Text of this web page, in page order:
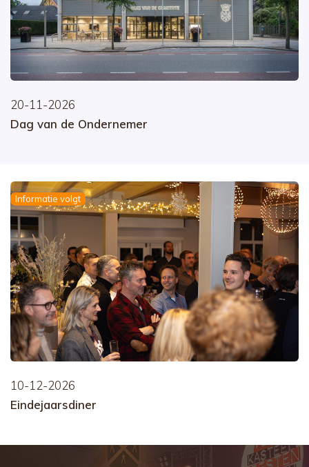
20-11-2026
Dag van de Ondernemer
Informatie volgt
10-12-2026
Eindejaarsdiner